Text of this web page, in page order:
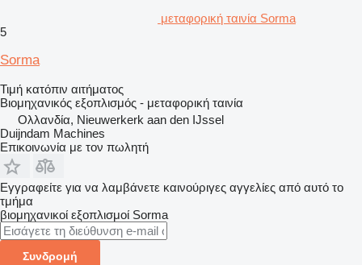
μεταφορική ταινία Sorma
5
Sorma
Τιμή κατόπιν αιτήματος
Βιομηχανικός εξοπλισμός - μεταφορική ταινία
Ολλανδία, Nieuwerkerk aan den IJssel
Duijndam Machines
Επικοινωνία με τον πωλητή
Εγγραφείτε για να λαμβάνετε καινούριγες αγγελίες από αυτό το
τμήμα
βιομηχανικοί εξοπλισμοί Sorma
Συνδρομή